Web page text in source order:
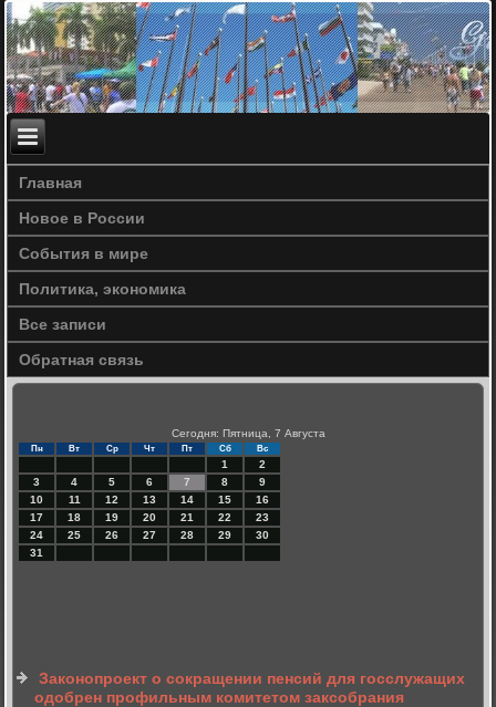
Главная
Новое в России
События в мире
Политика, экономика
Все записи
Обратная связь
Сегодня: Пятница, 7 Августа
Пн Вт Ср Чт Пт Сб Вс
1
2
3
4 5 6 7 8
9
10
11 12 13 14 15
16
17
18 19 20 21 22
23
24
25 26 27 28 29
30
31
Законопроект о сокращении пенсий для госслужащих
одобрен профильным комитетом заксобрания